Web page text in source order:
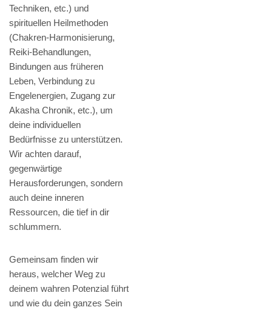
Techniken, etc.) und
spirituellen Heilmethoden
(Chakren-Harmonisierung,
Reiki-Behandlungen,
Bindungen aus früheren
Leben, Verbindung zu
Engelenergien, Zugang zur
Akasha Chronik, etc.), um
deine individuellen
Bedürfnisse zu unterstützen.
Wir achten darauf,
gegenwärtige
Herausforderungen, sondern
auch deine inneren
Ressourcen, die tief in dir
schlummern.
Gemeinsam finden wir
heraus, welcher Weg zu
deinem wahren Potenzial führt
und wie du dein ganzes Sein